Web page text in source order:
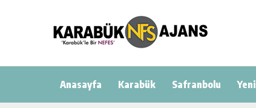
Anasayfa Karabük Safranbolu